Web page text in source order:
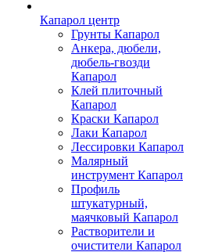
Капарол центр
Грунты Капарол
Анкера, дюбели,
дюбель-гвозди
Капарол
Клей плиточный
Капарол
Краски Капарол
Лаки Капарол
Лессировки Капарол
Малярный
инструмент Капарол
Профиль
штукатурный,
маячковый Капарол
Растворители и
очистители Капарол